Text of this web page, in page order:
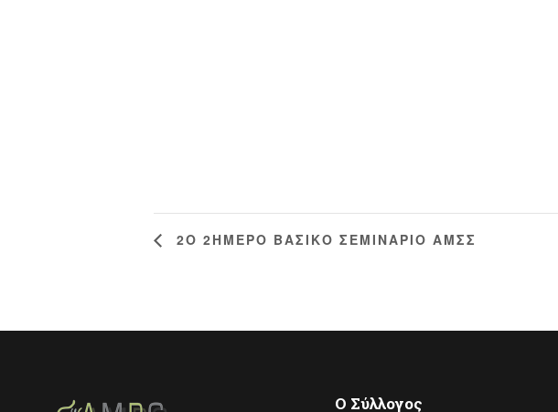
2Ο 2ΗΜΕΡΟ ΒΑΣΙΚΟ ΣΕΜΙΝΑΡΙΟ ΑΜΣΣ
O Σύλλογος